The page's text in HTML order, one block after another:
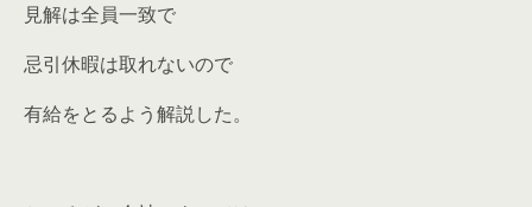
見解は全員一致で
忌引休暇は取れないので
有給をとるよう解説した。